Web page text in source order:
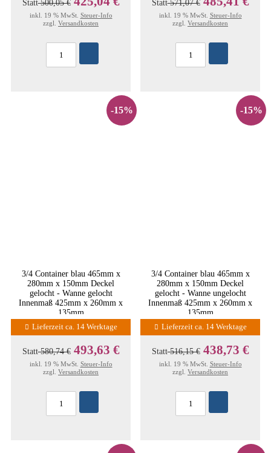
Statt500,05 €
inkl. 19 % MwSt. Steuer-Info
zzgl. Versandkosten
Statt571,07 €
inkl. 19 % MwSt. Steuer-Info
zzgl. Versandkosten
-15%
3/4 Container blau 465mm x
280mm x 150mm Deckel
gelocht - Wanne gelocht
Innenmaß 425mm x 260mm x
135mm
Lieferzeit ca. 14 Werktage
Statt580,74 € 493,63 €
inkl. 19 % MwSt. Steuer-Info
zzgl. Versandkosten
-15%
3/4 Container blau 465mm x
280mm x 150mm Deckel
gelocht - Wanne ungelocht
Innenmaß 425mm x 260mm x
135mm
Lieferzeit ca. 14 Werktage
Statt516,15 € 438,73 €
inkl. 19 % MwSt. Steuer-Info
zzgl. Versandkosten